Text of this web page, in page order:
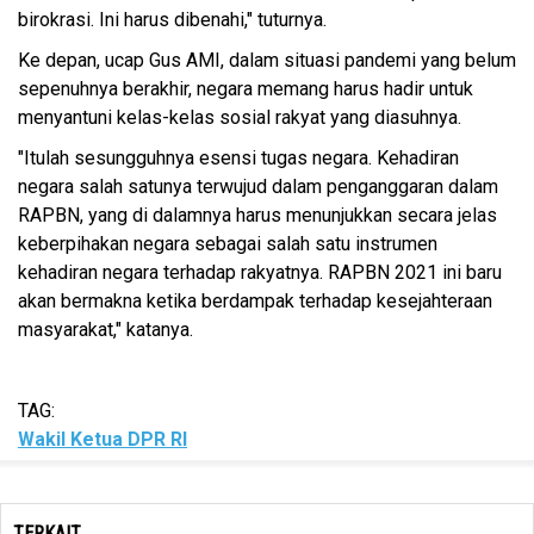
birokrasi. Ini harus dibenahi," tuturnya.
Ke depan, ucap Gus AMI, dalam situasi pandemi yang belum
sepenuhnya berakhir, negara memang harus hadir untuk
menyantuni kelas-kelas sosial rakyat yang diasuhnya.
"Itulah sesungguhnya esensi tugas negara. Kehadiran
negara salah satunya terwujud dalam penganggaran dalam
RAPBN, yang di dalamnya harus menunjukkan secara jelas
keberpihakan negara sebagai salah satu instrumen
kehadiran negara terhadap rakyatnya. RAPBN 2021 ini baru
akan bermakna ketika berdampak terhadap kesejahteraan
masyarakat," katanya.
TAG:
Wakil Ketua DPR RI